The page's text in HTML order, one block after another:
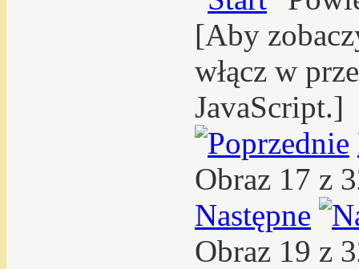
[Aby
włącz w
JavaScript.]
Obraz 17 z
Następne
Obraz 19 z